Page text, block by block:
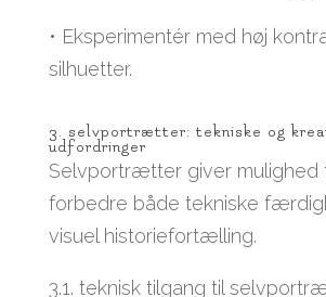
• Eksperimentér med høj
silhuetter.
3. selvportrætter: tekniske og
udfordringer
Selvportrætter giver mulighed
forbedre både tekniske
visuel historiefortælling.
3.1. teknisk tilgang til